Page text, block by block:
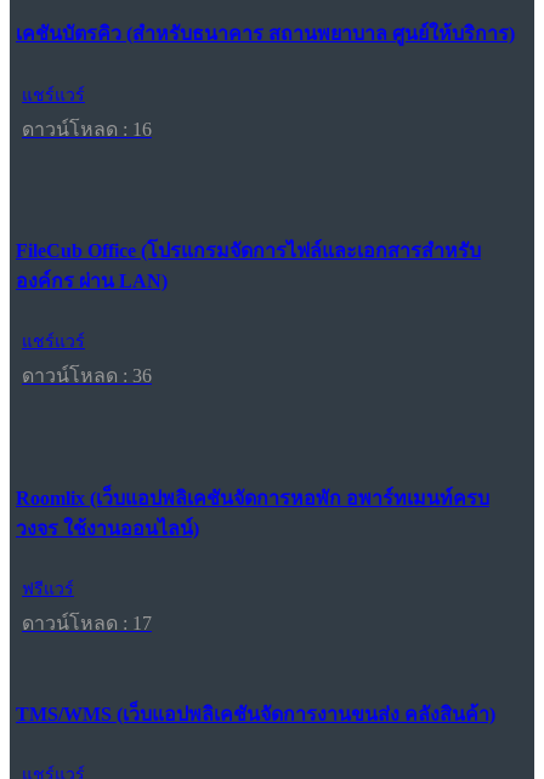
เคชันบัตรคิว (สำหรับธนาคาร สถานพยาบาล ศูนย์ให้บริการ)
แชร์แวร์
ดาวน์โหลด : 16
FileCub Office (โปรแกรมจัดการไฟล์และเอกสารสำหรับ
องค์กร ผ่าน LAN)
แชร์แวร์
ดาวน์โหลด : 36
Roomlix (เว็บแอปพลิเคชันจัดการหอพัก อพาร์ทเมนท์ครบ
วงจร ใช้งานออนไลน์)
ฟรีแวร์
ดาวน์โหลด : 17
TMS/WMS (เว็บแอปพลิเคชันจัดการงานขนส่ง คลังสินค้า)
แชร์แวร์